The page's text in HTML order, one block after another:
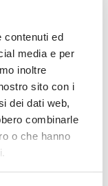
contenuti ed
media e per
inoltre
sito con i
dei dati web,
combinarle
o che hanno
ogni elemento
un letto tono
matrimoniale